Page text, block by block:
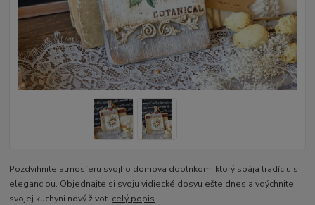
Pozdvihnite atmosféru svojho domova doplnkom, ktorý spája tradíciu s
eleganciou. Objednajte si svoju vidiecké dosyu ešte dnes a vdýchnite
svojej kuchyni nový život. celý popis